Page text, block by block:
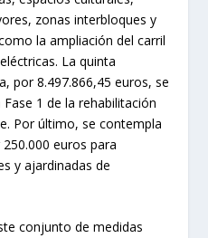
zonas interbloques y
la ampliación del carril
La quinta
por 8.497.866,45 euros, se
1 de la rehabilitación
Por último, se contempla
euros para
y ajardinadas de
conjunto de medidas